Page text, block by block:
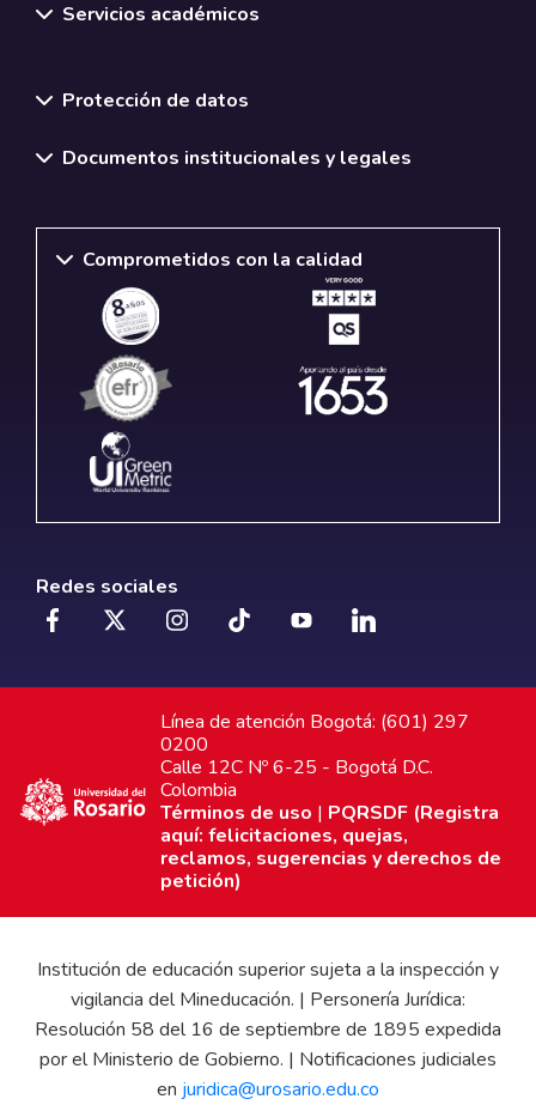
Servicios académicos
Protección de datos
Documentos institucionales y legales
Comprometidos con la calidad
Redes sociales
Línea de atención Bogotá: (601) 297
0200
Calle 12C Nº 6-25 - Bogotá D.C.
Colombia
Términos de uso | PQRSDF (Registra
aquí: felicitaciones, quejas,
reclamos, sugerencias y derechos de
petición)
Institución de educación superior sujeta a la inspección y
vigilancia del Mineducación. | Personería Jurídica:
Resolución 58 del 16 de septiembre de 1895 expedida
por el Ministerio de Gobierno. | Notificaciones judiciales
en juridica@urosario.edu.co